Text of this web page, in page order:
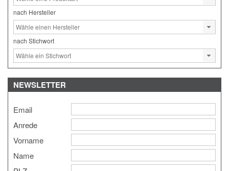
nach Hersteller
nach Stichwort
NEWSLETTER
Email
Anrede
Vorname
Name